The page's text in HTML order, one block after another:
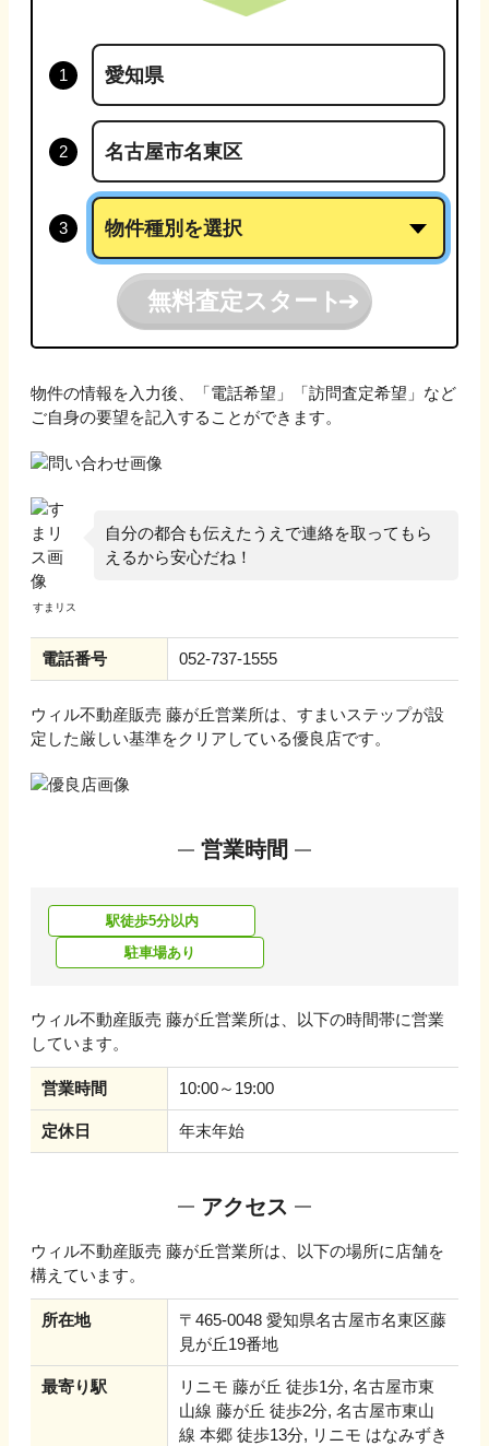
無料査定スタート
物件の情報を入力後、「電話希望」「訪問査定希望」など
ご自身の要望を記入することができます。
自分の都合も伝えたうえで連絡を取ってもら
えるから安心だね！
電話番号 052-737-1555
ウィル不動産販売 藤が丘営業所は、すまいステップが設
定した厳しい基準をクリアしている優良店です。
営業時間
駅徒歩5分以内
駐車場あり
ウィル不動産販売 藤が丘営業所は、以下の時間帯に営業
しています。
営業時間 10:00～19:00
定休日 年末年始
アクセス
ウィル不動産販売 藤が丘営業所は、以下の場所に店舗を
構えています。
所在地
〒465-0048 愛知県名古屋市名東区藤
見が丘19番地
最寄り駅
リニモ 藤が丘 徒歩1分, 名古屋市東
山線 藤が丘 徒歩2分, 名古屋市東山
線 本郷 徒歩13分, リニモ はなみずき